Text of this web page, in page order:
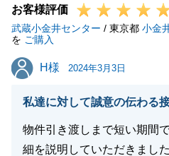
閉じ
お客様評価
武蔵小金井センター / 東京都 小金
を ご購入
H様
H様 2024年3月3日
私達に対して誠意の伝わる
物件引き渡しまで短い期間
細を説明していただきました